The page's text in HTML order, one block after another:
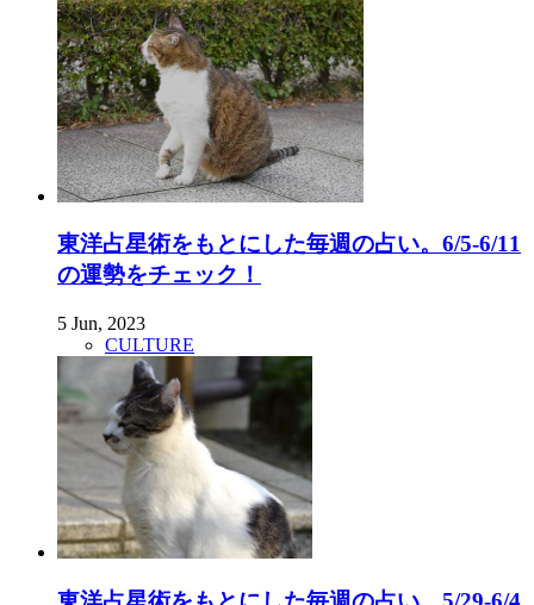
東洋占星術をもとにした毎週の占い。6/5-6/11
の運勢をチェック！
5 Jun, 2023
CULTURE